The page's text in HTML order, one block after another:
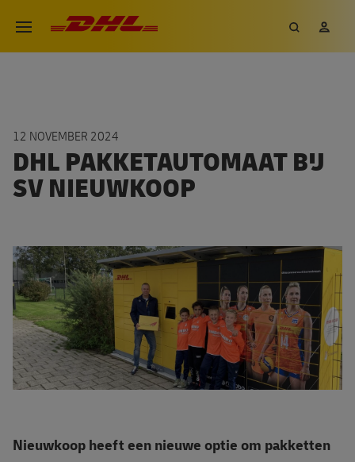
Open menu
DHL eCommerce, ga naar de
Zoeken
12 NOVEMBER 2024
DHL PAKKETAUTOMAAT BIJ
SV NIEUWKOOP
Nieuwkoop heeft een nieuwe optie om pakketten